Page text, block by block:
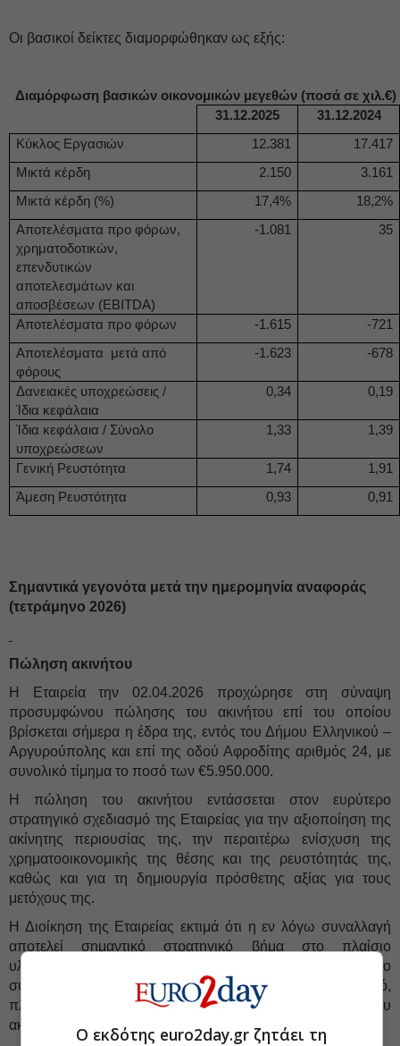
Οι βασικοί δείκτες διαμορφώθηκαν ως εξής:
Διαμόρφωση βασικών οικονομικών μεγεθών (ποσά σε χιλ.€)
31.12.2025
31.12.2024
Κύκλος Εργασιών
12.381
17.417
Μικτά κέρδη
2.150
3.161
Μικτά κέρδη (%)
17,4%
18,2%
Αποτελέσματα προ φόρων,
χρηματοδοτικών,
επενδυτικών
αποτελεσμάτων και
αποσβέσεων (EBITDA)
-1.081 35
Αποτελέσματα προ φόρων -1.615
-721
Αποτελέσματα μετά από
φόρους
-1.623 -678
Δανειακές υποχρεώσεις /
Ίδια κεφάλαια
0,34 0,19
Ίδια κεφάλαια / Σύνολο
υποχρεώσεων
1,33 1,39
Γενική Ρευστότητα 1,74
1,91
Άμεση Ρευστότητα
0,93 0,91
Σημαντικά γεγονότα μετά την ημερομηνία αναφοράς
(τετράμηνο 2026)
Πώληση ακινήτου
Η Εταιρεία την 02.04.2026 προχώρησε στη σύναψη
προσυμφώνου πώλησης του ακινήτου επί του οποίου
βρίσκεται σήμερα η έδρα της, εντός του Δήμου Ελληνικού –
Αργυρούπολης και επί της οδού Αφροδίτης αριθμός 24, με
συνολικό τίμημα το ποσό των €5.950.000.
Η πώληση του ακινήτου εντάσσεται στον ευρύτερο
στρατηγικό σχεδιασμό της Εταιρείας για την αξιοποίηση της
ακίνητης περιουσίας της, την περαιτέρω ενίσχυση της
χρηματοοικονομικής της θέσης και της ρευστότητάς της,
καθώς και για τη δημιουργία πρόσθετης αξίας για τους
μετόχους της.
Η Διοίκηση της Εταιρείας εκτιμά ότι η εν λόγω συναλλαγή
αποτελεί σημαντικό στρατηγικό βήμα στο πλαίσιο
υλοποίησης του επιχειρηματικού της σχεδιασμού, ενώ το
συμφωνηθέν τίμημα κρίνεται εύλογο και ανταγωνιστικό,
πλήρως ανταποκρινόμενο στην τρέχουσα αγοραία αξία του
ακινήτου.
Ο εκδότης euro2day.gr ζητάει τη